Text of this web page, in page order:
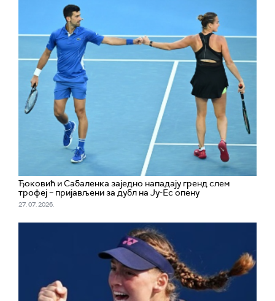
Ђоковић и Сабаленка заједно нападају гренд слем
трофеј – пријављени за дубл на Ју-Ес опену
27. 07. 2026.